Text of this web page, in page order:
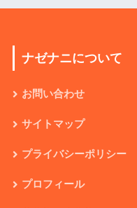
ナゼナニについて
お問い合わせ
サイトマップ
プライバシーポリシー
プロフィール